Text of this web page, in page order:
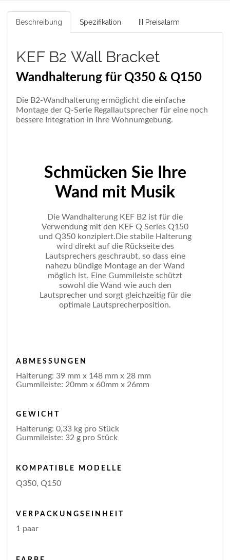
Beschreibung Spezifikation [!] Preisalarm
KEF B2 Wall Bracket
Wandhalterung für Q350 & Q150
Die B2-Wandhalterung ermöglicht die einfache
Montage der Q-Serie Regallautsprecher für eine noch
bessere Integration in Ihre Wohnumgebung.
Schmücken Sie Ihre
Wand mit Musik
Die Wandhalterung KEF B2 ist für die
Verwendung mit den KEF Q Series Q150
und Q350 konzipiert.Die stabile Halterung
wird direkt auf die Rückseite des
Lautsprechers geschraubt, so dass eine
nahezu bündige Montage an der Wand
möglich ist. Eine Gummileiste schützt
sowohl die Wand wie auch den
Lautsprecher und sorgt gleichzeitig für die
optimale Lautsprecherposition.
ABMESSUNGEN
Halterung: 39 mm x 148 mm x 28 mm
Gummileiste: 20mm x 60mm x 26mm
GEWICHT
Halterung: 0,33 kg pro Stück
Gummileiste: 32 g pro Stück
KOMPATIBLE MODELLE
Q350, Q150
VERPACKUNGSEINHEIT
1 paar